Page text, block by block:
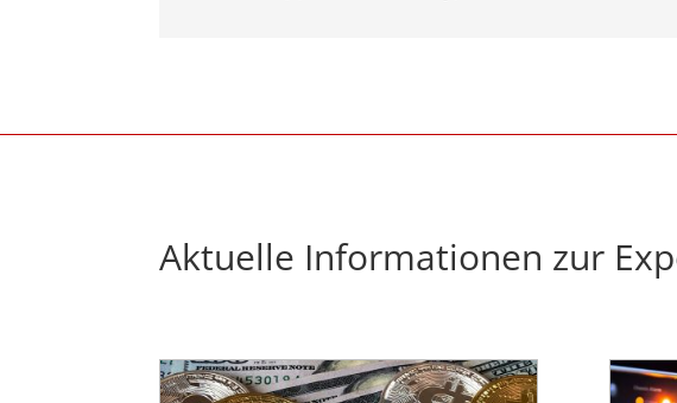
Aktuelle Informationen zur